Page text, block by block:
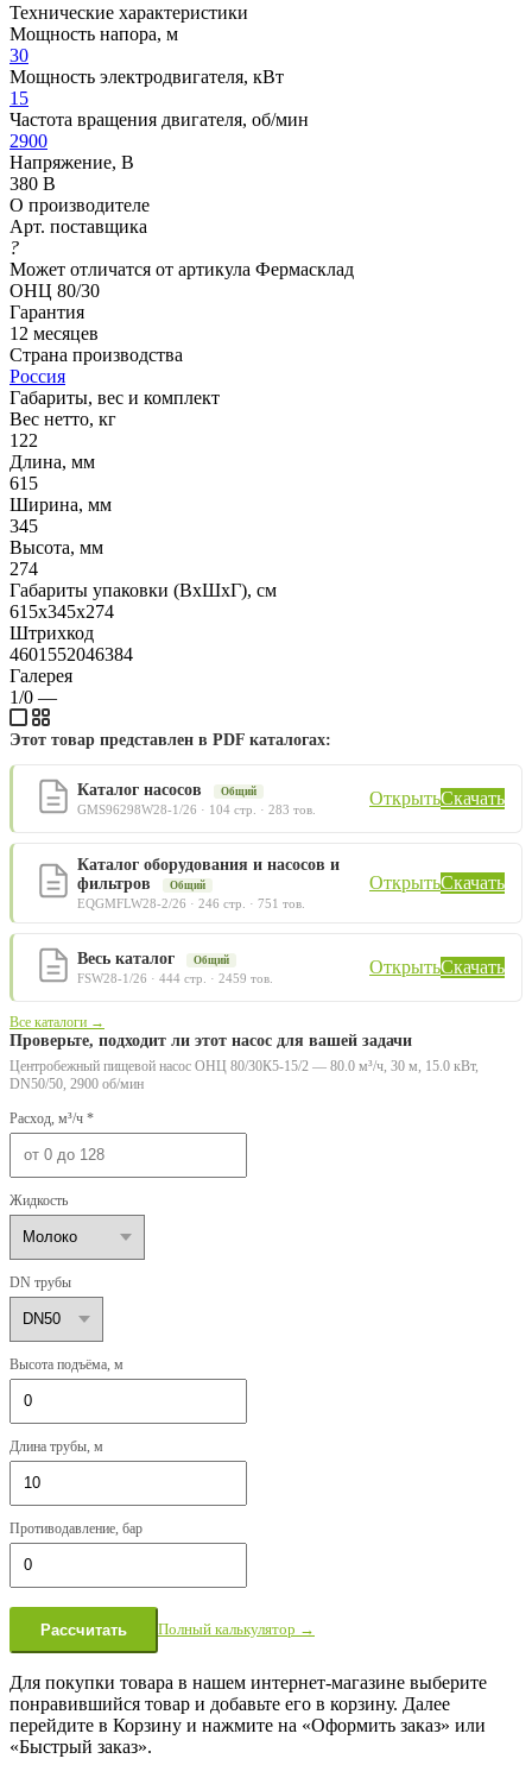
Технические характеристики
Мощность напора, м
30
Мощность электродвигателя, кВт
15
Частота вращения двигателя, об/мин
2900
Напряжение, В
380 В
О производителе
Арт. поставщика
?
Может отличатся от артикула Фермасклад
ОНЦ 80/30
Гарантия
12 месяцев
Страна производства
Россия
Габариты, вес и комплект
Вес нетто, кг
122
Длина, мм
615
Ширина, мм
345
Высота, мм
274
Габариты упаковки (ВхШхГ), см
615х345х274
Штрихкод
4601552046384
Галерея
1/0 —
Этот товар представлен в PDF каталогах:
Каталог насосов Общий
GMS96298W28-1/26 · 104 стр. · 283 тов.
ОткрытьСкачать
Каталог оборудования и насосов и
фильтров
Общий
EQGMFLW28-2/26 · 246 стр. · 751 тов.
ОткрытьСкачать
Весь каталог Общий
FSW28-1/26 · 444 стр. · 2459 тов.
ОткрытьСкачать
Все каталоги →
Проверьте, подходит ли этот насос для вашей задачи
Центробежный пищевой насос ОНЦ 80/30К5-15/2 — 80.0 м³/ч, 30 м, 15.0 кВт,
DN50/50, 2900 об/мин
Расход, м³/ч *
Жидкость
DN трубы
Высота подъёма, м
Длина трубы, м
Противодавление, бар
Рассчитать Полный калькулятор →
Для покупки товара в нашем интернет-магазине выберите
понравившийся товар и добавьте его в корзину. Далее
перейдите в Корзину и нажмите на «Оформить заказ» или
«Быстрый заказ».